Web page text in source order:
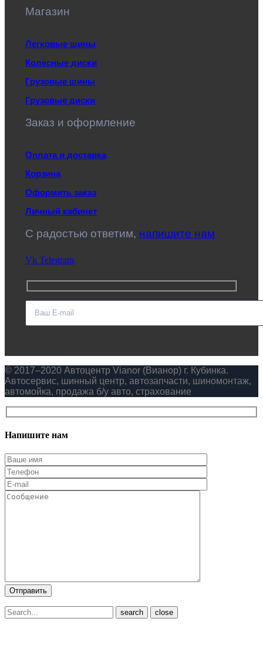
Магазин
Легковые шины
Колесные диски
Грузовые шины
Грузовые диски
Заказ и оформление
Оплата и доставка
Корзина
Оформить заказ
Личный кабинет
C радостью ответим, напишите нам
Vk Telegram
© 2017–2020 Автоцентр Vianor (Вианор) г. Кубинка.
Автосервис, шинный центр, автозапчасти, шиномонтаж,
автомойка, продажа б/у авто, страхование
Напишите нам
close